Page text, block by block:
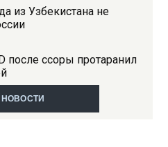
из Узбекистана не
после ссоры протаранил